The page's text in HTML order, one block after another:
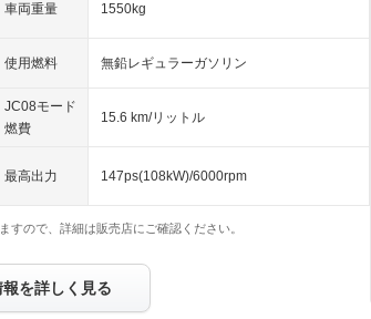
車両重量 1550kg
使用燃料 無鉛レギュラーガソリン
JC08モード
燃費
15.6 km/リットル
最高出力 147ps(108kW)/6000rpm
ので、詳細は販売店にご確認ください。
を詳しく見る